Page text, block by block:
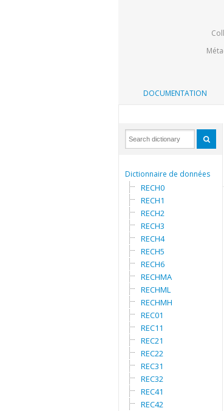
DOCUMENTATION
Dictionnaire de données
RECH0
RECH1
RECH2
RECH3
RECH4
RECH5
RECH6
RECHMA
RECHML
RECHMH
REC01
REC11
REC21
REC22
REC31
REC32
REC41
REC42